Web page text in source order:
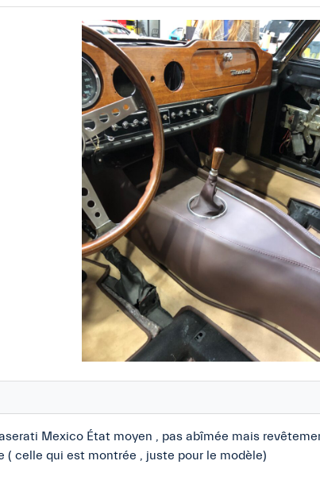
Mexico État moyen , pas abîmée mais
( celle qui est montrée , juste pour le modèle)